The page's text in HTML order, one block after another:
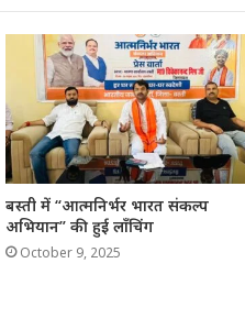
बस्ती में “आत्मनिर्भर भारत संकल्प
अभियान” की हुई लाँचिंग
October 9, 2025